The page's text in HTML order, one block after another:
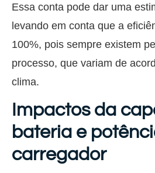
Essa conta pode dar uma
levando em conta que a
100%, pois sempre existem
processo, que variam de
clima.
Impactos da
bateria e
carregador